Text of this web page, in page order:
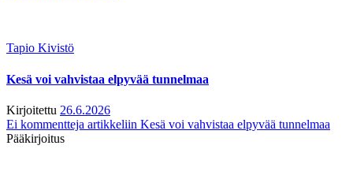
Tapio Kivistö
Kesä voi vahvistaa elpyvää tunnelmaa
Kirjoitettu 26.6.2026
Ei kommentteja artikkeliin Kesä voi vahvistaa elpyvää tunnelmaa
Pääkirjoitus